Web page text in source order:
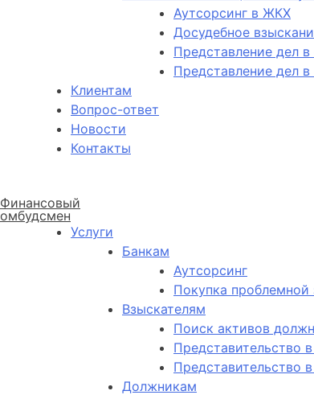
Аутсорсинг в ЖКХ
Досудебное
Представление дел в
Представление дел
Клиентам
Вопрос-ответ
Новости
Контакты
Финансовый
омбудсмен
Услуги
Банкам
Аутсорсинг
Покупка проблемной
Взыскателям
Поиск активов
Представительство
Представительство
Должникам